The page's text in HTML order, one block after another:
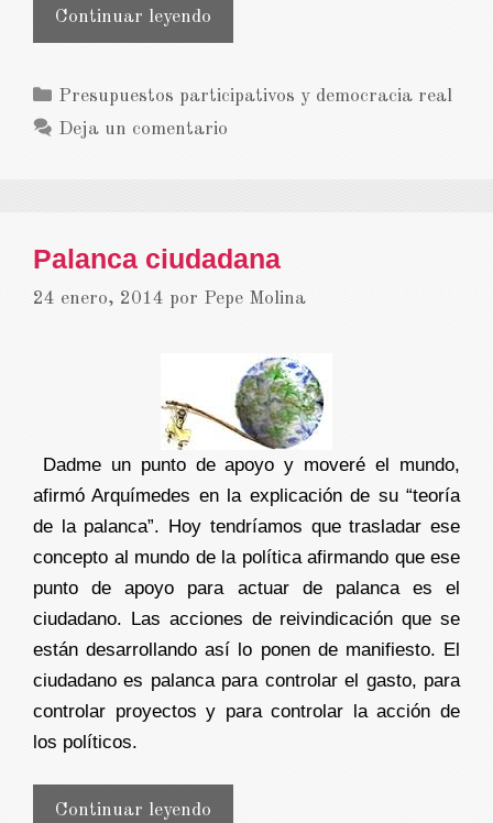
Continuar leyendo
democrática
partidismos
Categorías
Presupuestos participativos y democracia real
Deja un comentario
Palanca ciudadana
24 enero, 2014 por Pepe Molina
Dadme un punto de apoyo y moveré el mundo,
afirmó Arquímedes en la explicación de su “teoría
de la palanca”. Hoy tendríamos que trasladar ese
concepto al mundo de la política afirmando que ese
punto de apoyo para actuar de palanca es el
ciudadano. Las acciones de reivindicación que se
están desarrollando así lo ponen de manifiesto. El
ciudadano es palanca para controlar el gasto, para
controlar proyectos y para controlar la acción de
los políticos.
Continuar leyendo